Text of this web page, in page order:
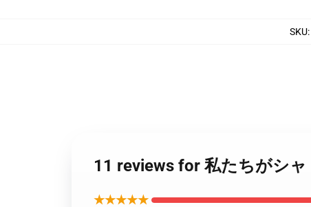
SKU:
11 reviews for 私たちがシ
★★★★★